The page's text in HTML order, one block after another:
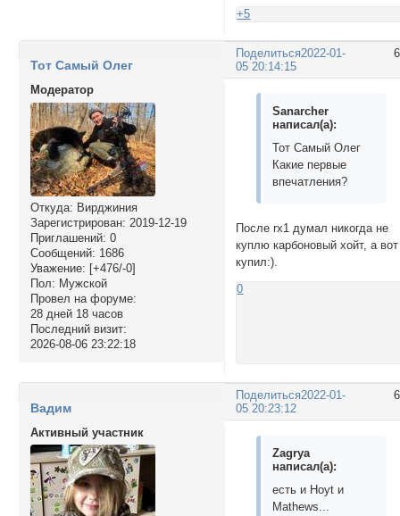
+5
Поделиться2022-01-
05 20:14:15
Тот Самый Олег
Модератор
Откуда: Вирджиния
Зарегистрирован: 2019-12-19
Приглашений: 0
Сообщений: 1686
Уважение: [+476/-0]
Пол: Мужской
Провел на форуме:
28 дней 18 часов
Последний визит:
2026-08-06 23:22:18
Sanarcher
написал(а):
Тот Самый Олег
Какие первые
впечатления?
После rx1 думал никогда не
куплю карбоновый хойт, а вот
купил:).
0
Поделиться2022-01-
05 20:23:12
Вадим
Активный участник
Zagrya
написал(а):
есть и Hoyt и
Mathews...